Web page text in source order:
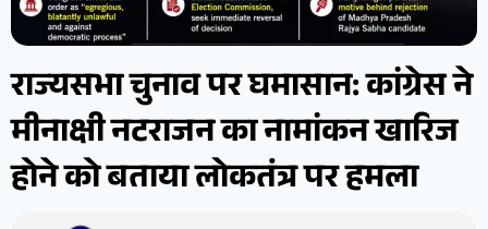
राज्यसभा चुनाव पर घमासान: कांग्रेस ने
मीनाक्षी नटराजन का नामांकन खारिज
होने को बताया लोकतंत्र पर हमला